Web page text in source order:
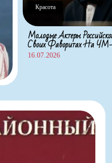
Красота
Молодые Актеры
Своих Фаворитах На
16.07.2026